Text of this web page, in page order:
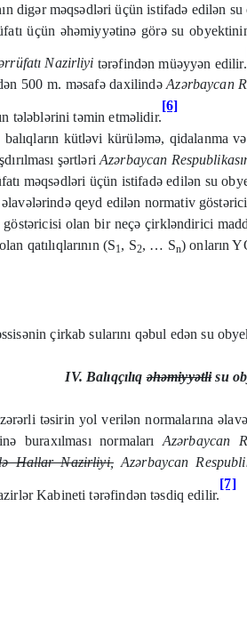
digər məqsədləri üçün istifadə edilən
üçün əhəmiyyətinə görə su
Nazirliyi tərəfindən müəyyən edilir.
500 m. məsafə daxilindəAzərbaycan
tələblərini təmin etməlidir.
[6]
kütləvi kürüləmə, qidalanma və
şərtləriAzərbaycan
məqsədləri üçün istifadə edilən su
qeyd edilən normativ
olan bir neçə çirkləndirici
qatılıqlarının (S1, S2, … Sn) onların
çirkab sularını qəbul edən su
IV. Balıqçılıqəhəmiyyətlisu
təsirin yol verilən normalarına
buraxılması normaları Azərbaycan
Hallar Nazirliyi, Azərbaycan
Kabineti tərəfindən təsdiq edilir.
[7]